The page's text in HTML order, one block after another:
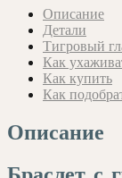
Тигровым
Глазом
Тиграми
Описание
Детали
Тигровый
Как
Как купить
Как
Описание